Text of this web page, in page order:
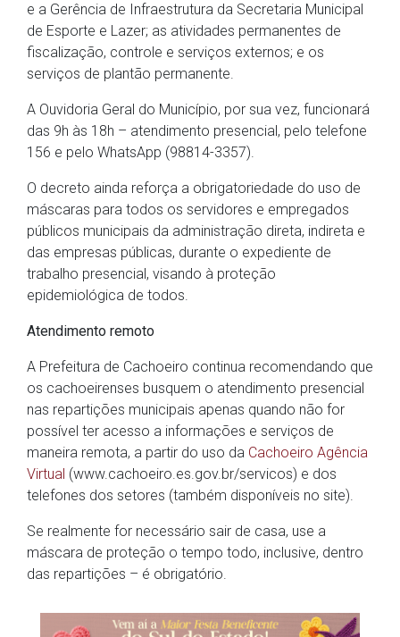
e a Gerência de Infraestrutura da Secretaria Municipal
de Esporte e Lazer; as atividades permanentes de
fiscalização, controle e serviços externos; e os
serviços de plantão permanente.
A Ouvidoria Geral do Município, por sua vez, funcionará
das 9h às 18h – atendimento presencial, pelo telefone
156 e pelo WhatsApp (98814-3357).
O decreto ainda reforça a obrigatoriedade do uso de
máscaras para todos os servidores e empregados
públicos municipais da administração direta, indireta e
das empresas públicas, durante o expediente de
trabalho presencial, visando à proteção
epidemiológica de todos.
Atendimento remoto
A Prefeitura de Cachoeiro continua recomendando que
os cachoeirenses busquem o atendimento presencial
nas repartições municipais apenas quando não for
possível ter acesso a informações e serviços de
maneira remota, a partir do uso da Cachoeiro Agência
Virtual (www.cachoeiro.es.gov.br/servicos) e dos
telefones dos setores (também disponíveis no site).
Se realmente for necessário sair de casa, use a
máscara de proteção o tempo todo, inclusive, dentro
das repartições – é obrigatório.